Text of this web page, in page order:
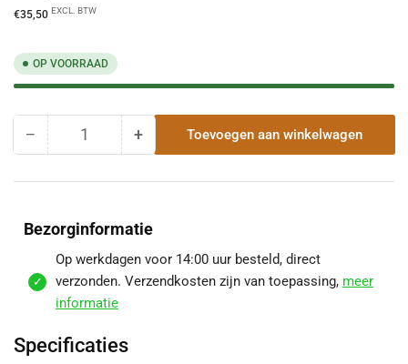
€35,50 EXCL. BTW
OP VOORRAAD
− Hoeveelheid
Bovenaansluitstuk
Ø150
mm
TBV
Dubbelwandig
RVS
Ø150
mm
Hoeveelheid +Hoeveelheid
Bovenaansluitstuk
Ø150
mm
|
TBV
Toevoegen aan winkelwagen
Bezorginformatie
Op werkdagen voor 14:00 uur besteld, direct
verzonden. Verzendkosten zijn van toepassing, meer
informatie
Specificaties